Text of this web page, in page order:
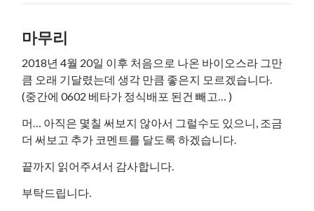
마무리
2018년 4월 20일 이후 처음으로 나온 바이오스라 그만
큼 오래 기달렸는데 생각 만큼 좋은지 모르겠습니다.
(중간에 0602 베타가 정식배포 된건 빼고… )
머… 아직은 몇칠 써보지 않아서 그럴수도 있으니, 조금
더 써보고 추가 코멘트를 달도록 하겠습니다.
끝까지 읽어주셔서 감사합니다.
부탁드립니다.